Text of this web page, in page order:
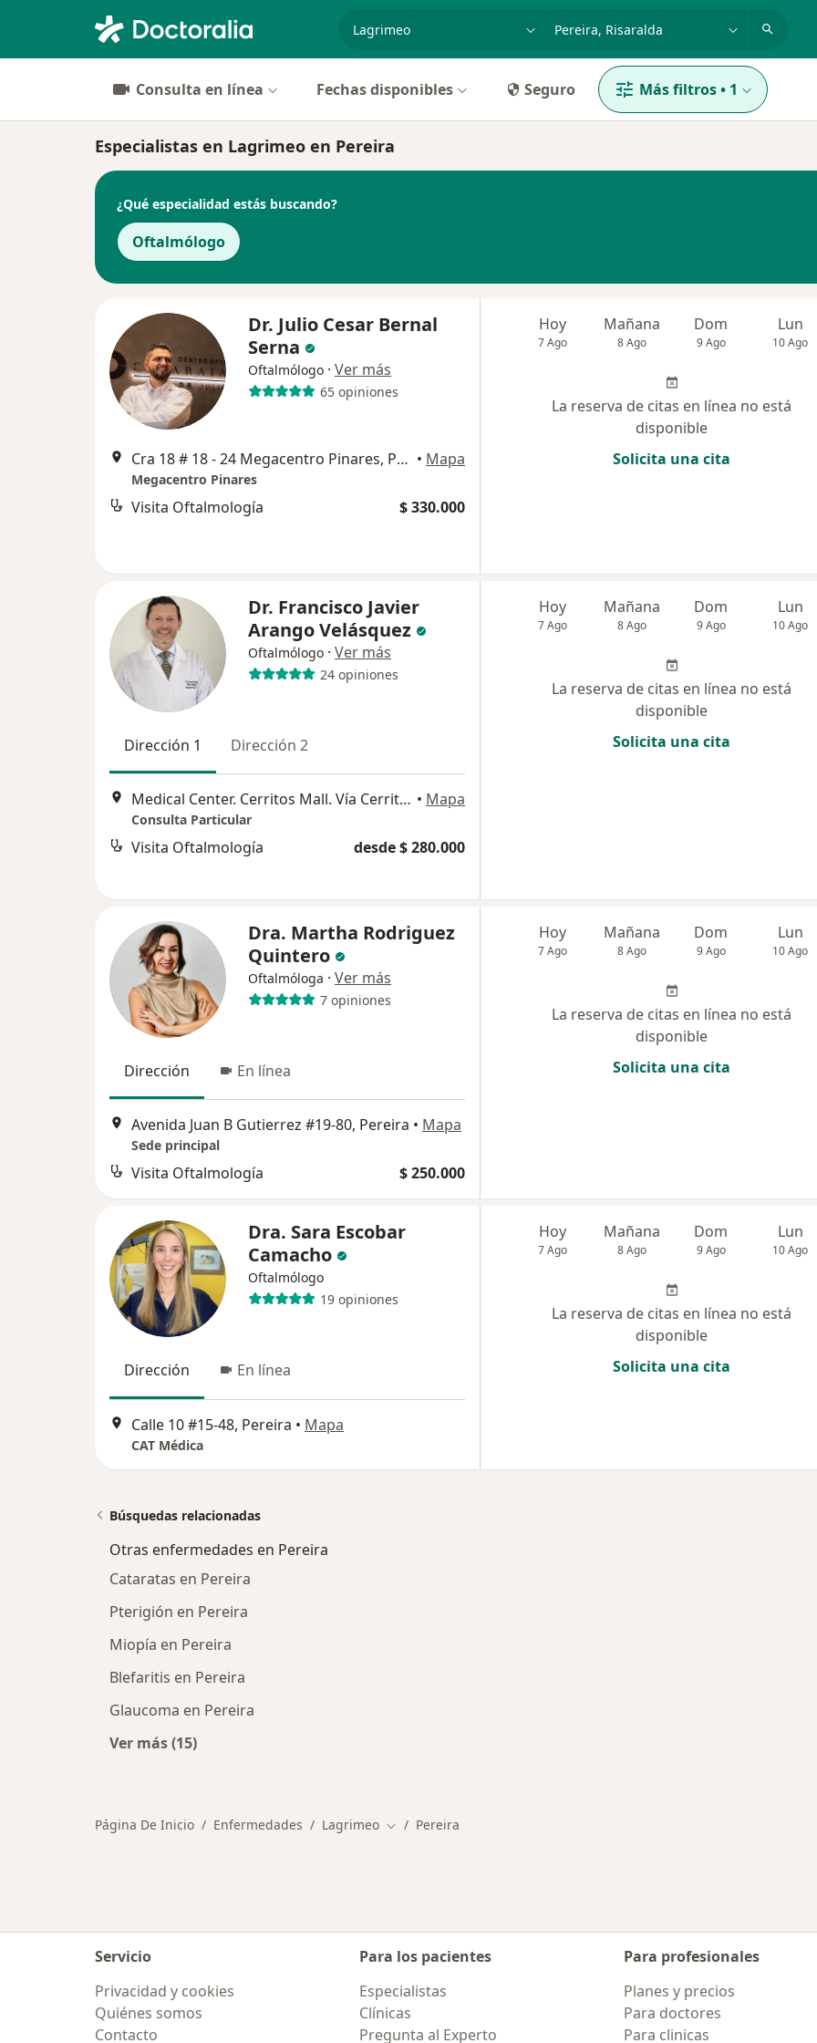
Consulta en línea Fechas disponibles Seguro Más filtros• 1
Especialistas en Lagrimeo en Pereira
¿Qué especialidad estás buscando?
Oftalmólogo
Dr. Julio Cesar Bernal
Serna
Oftalmólogo · Ver más
65 opiniones
Cra 18 # 18 - 24 Megacentro Pinares, Pereira • Mapa
Megacentro Pinares
Visita Oftalmología $ 330.000
Hoy
7 Ago
Mañana
8 Ago
Dom
9 Ago
Lun
10 Ago
La reserva de citas en línea no está
disponible
Solicita una cita
Dr. Francisco Javier
Arango Velásquez
Oftalmólogo · Ver más
24 opiniones
Dirección 1 Dirección 2
Medical Center. Cerritos Mall. Vía Cerritos-Pereira. Consultorio 310., Pereira • Mapa
Consulta Particular
Visita Oftalmología desde $ 280.000
Hoy
7 Ago
Mañana
8 Ago
Dom
9 Ago
Lun
10 Ago
La reserva de citas en línea no está
disponible
Solicita una cita
Dra. Martha Rodriguez
Quintero
Oftalmóloga · Ver más
7 opiniones
Dirección En línea
Avenida Juan B Gutierrez #19-80, Pereira • Mapa
Sede principal
Visita Oftalmología $ 250.000
Hoy
7 Ago
Mañana
8 Ago
Dom
9 Ago
Lun
10 Ago
La reserva de citas en línea no está
disponible
Solicita una cita
Dra. Sara Escobar
Camacho
Oftalmólogo
19 opiniones
Dirección En línea
Calle 10 #15-48, Pereira • Mapa
CAT Médica
Hoy
7 Ago
Mañana
8 Ago
Dom
9 Ago
Lun
10 Ago
La reserva de citas en línea no está
disponible
Solicita una cita
Búsquedas relacionadas
Otras enfermedades en Pereira
Cataratas en Pereira
Pterigión en Pereira
Miopía en Pereira
Blefaritis en Pereira
Glaucoma en Pereira
Ver más (15)
Página De Inicio Enfermedades Lagrimeo Cambiar de ciudad
Pereira
Servicio
Privacidad y cookies
Quiénes somos
Contacto
Para los pacientes
Especialistas
Clínicas
Pregunta al Experto
Para profesionales
Planes y precios
Para doctores
Para clinicas